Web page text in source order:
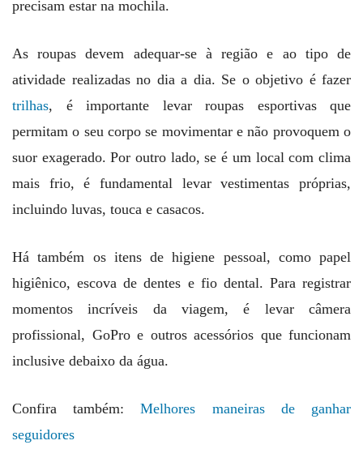
precisam estar na mochila.
As roupas devem adequar-se à região e ao tipo de
atividade realizadas no dia a dia. Se o objetivo é fazer
trilhas, é importante levar roupas esportivas que
permitam o seu corpo se movimentar e não provoquem o
suor exagerado. Por outro lado, se é um local com clima
mais frio, é fundamental levar vestimentas próprias,
incluindo luvas, touca e casacos.
Há também os itens de higiene pessoal, como papel
higiênico, escova de dentes e fio dental. Para registrar
momentos incríveis da viagem, é levar câmera
profissional, GoPro e outros acessórios que funcionam
inclusive debaixo da água.
Confira também:Melhores maneiras de ganhar
seguidores